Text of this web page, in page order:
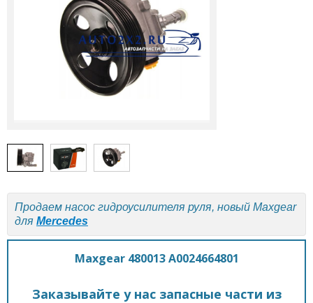
Продаем насос гидроусилителя руля, новый Maxgear
для Mercedes
Maxgear 480013 A0024664801
Заказывайте у нас запасные части из